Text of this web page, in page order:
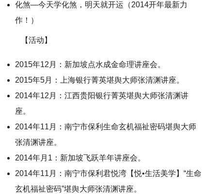
化煞—今天学化煞，明天就开运（2014开年最新力
作！）
【活动】
2015年12月：新加坡点水成金命理讲座会。
2015年5月：上海银行菁英堪舆大师张清渊讲座。
2014年12月：江西贵阳银行菁英堪舆大师张清渊讲
座。
2014年11月：南宁市保利生命玄机福祉密码堪舆大师
张清渊讲座。
2014年月1：新加坡飞跃羊年讲座会。
2014年11月：南宁市保利君悦湾【悦•生活美学】“生命
玄机福祉密码”堪舆大师张清渊讲座。